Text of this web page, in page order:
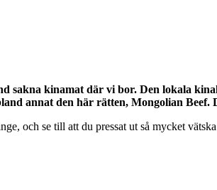
sakna kinamat där vi bor. Den lokala
annat den här rätten, Mongolian Beef.
och se till att du pressat ut så mycket